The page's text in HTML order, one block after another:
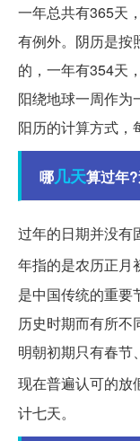
一年总共有365天
有例外。阴历是按
的，一年有354天
阳绕地球一周作为
阳历的计算方式，
哪几天算过年
过年的日期并没有
年指的是农历正月
是中国传统的重要
历史时期而有所不
明朝初期只有春节
现在普遍认可的放
计七天。